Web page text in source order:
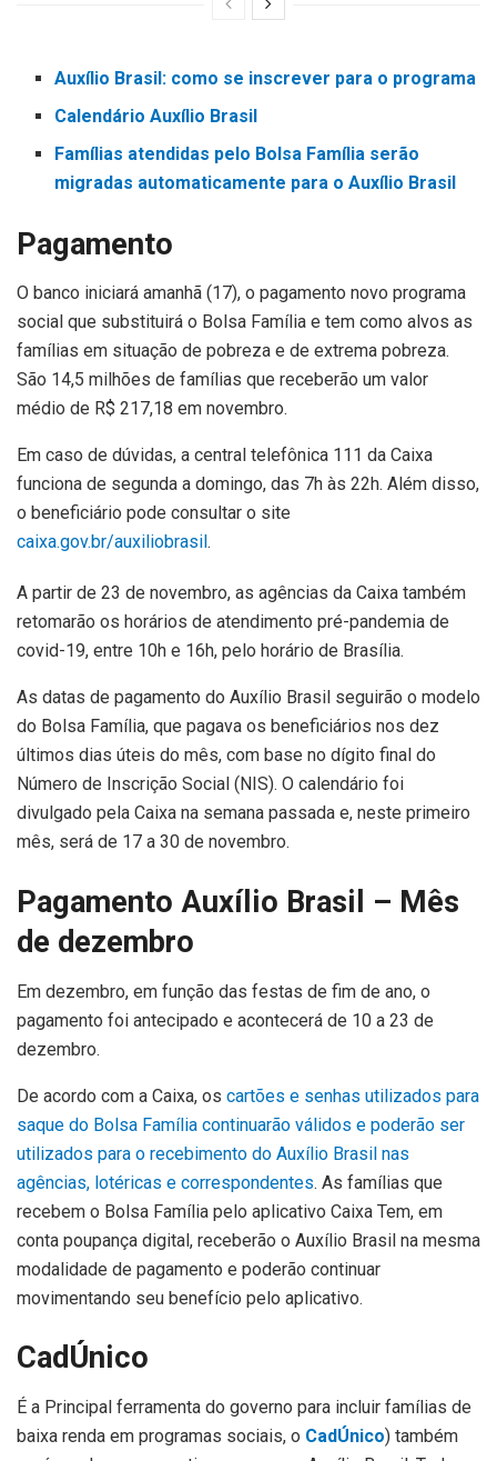
Auxílio Brasil: como se inscrever para o programa
Calendário Auxílio Brasil
Famílias atendidas pelo Bolsa Família serão
migradas automaticamente para o Auxílio Brasil
Pagamento
O banco iniciará amanhã (17), o pagamento novo programa
social que substituirá o Bolsa Família e tem como alvos as
famílias em situação de pobreza e de extrema pobreza.
São 14,5 milhões de famílias que receberão um valor
médio de R$ 217,18 em novembro.
Em caso de dúvidas, a central telefônica 111 da Caixa
funciona de segunda a domingo, das 7h às 22h. Além disso,
o beneficiário pode consultar o site
caixa.gov.br/auxiliobrasil .
A partir de 23 de novembro, as agências da Caixa também
retomarão os horários de atendimento pré-pandemia de
covid-19, entre 10h e 16h, pelo horário de Brasília.
As datas de pagamento do Auxílio Brasil seguirão o modelo
do Bolsa Família, que pagava os beneficiários nos dez
últimos dias úteis do mês, com base no dígito final do
Número de Inscrição Social (NIS). O calendário foi
divulgado pela Caixa na semana passada e, neste primeiro
mês, será de 17 a 30 de novembro.
Pagamento Auxílio Brasil – Mês
de dezembro
Em dezembro, em função das festas de fim de ano, o
pagamento foi antecipado e acontecerá de 10 a 23 de
dezembro.
De acordo com a Caixa, os cartões e senhas utilizados para
saque do Bolsa Família continuarão válidos e poderão ser
utilizados para o recebimento do Auxílio Brasil nas
agências, lotéricas e correspondentes. As famílias que
recebem o Bolsa Família pelo aplicativo Caixa Tem, em
conta poupança digital, receberão o Auxílio Brasil na mesma
modalidade de pagamento e poderão continuar
movimentando seu benefício pelo aplicativo.
CadÚnico
É a Principal ferramenta do governo para incluir famílias de
baixa renda em programas sociais, o CadÚnico) também